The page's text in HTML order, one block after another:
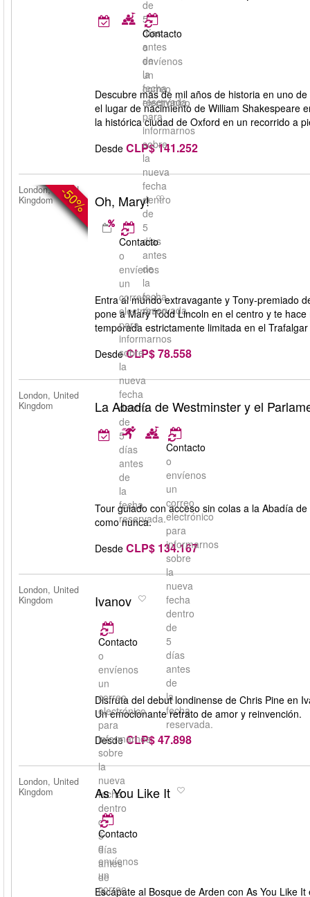
de
5
días
antes
de
la
fecha
reservada.
Contacto
o
envíenos
un
correo
electrónico
para
informarnos
sobre
la
nueva
fecha
dentro
de
5
días
antes
de
la
fecha
reservada.
Descubre más de mil años de historia en uno
el lugar de nacimiento de William Shakespeare
la histórica ciudad de Oxford en un recorrido a
Desde CLP$ 141.252
-50%
London, United
Kingdom
Oh, Mary!
Contacto
o
envíenos
un
correo
electrónico
para
informarnos
sobre
la
nueva
fecha
dentro
de
5
días
antes
de
la
fecha
reservada.
Entra al mundo extravagante y Tony‑premiado
pone a Mary Todd Lincoln en el centro y te
temporada estrictamente limitada en el
Desde CLP$ 78.558
London, United
Kingdom
La Abadía de Westminster y el
Contacto
o
envíenos
un
correo
electrónico
para
informarnos
sobre
la
nueva
fecha
dentro
de
5
días
antes
de
la
fecha
reservada.
Tour guiado con acceso sin colas a la Abadía
como nunca.
Desde CLP$ 134.167
London, United
Kingdom
Ivanov
Contacto
o
envíenos
un
correo
electrónico
para
informarnos
sobre
la
nueva
fecha
dentro
de
5
días
antes
de
la
Disfruta del debut londinense de Chris Pine en
Un emocionante retrato de amor y reinvención.
Desde CLP$ 47.898
London, United
Kingdom
As You Like It
Contacto
o
envíenos
un
correo
Escápate al Bosque de Arden con As You Like